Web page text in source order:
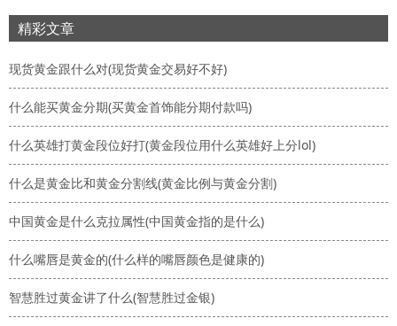
精彩文章
现货黄金跟什么对(现货黄金交易好不好)
什么能买黄金分期(买黄金首饰能分期付款吗)
什么英雄打黄金段位好打(黄金段位用什么英雄好上分lol)
什么是黄金比和黄金分割线(黄金比例与黄金分割)
中国黄金是什么克拉属性(中国黄金指的是什么)
什么嘴唇是黄金的(什么样的嘴唇颜色是健康的)
智慧胜过黄金讲了什么(智慧胜过金银)